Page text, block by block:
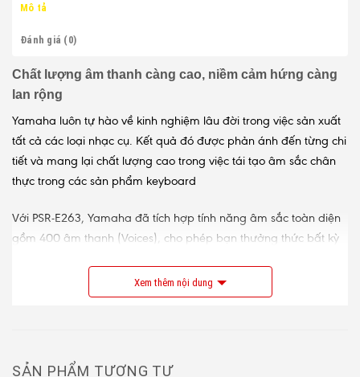
Mô tả
Đánh giá (0)
Chất lượng âm thanh càng cao, niềm cảm hứng càng
lan rộng
Yamaha luôn tự hào về kinh nghiệm lâu đời trong việc sản xuất
tất cả các loại nhạc cụ. Kết quả đó được phản ánh đến từng chi
tiết và mang lại chất lượng cao trong việc tái tạo âm sắc chân
thực trong các sản phẩm keyboard
Với PSR-E263, Yamaha đã tích hợp tính năng âm sắc toàn diện
gồm 400 âm thanh (Voices), cho phép bạn thưởng thức bất kỳ
Nhạc đệm chân thật
Xem thêm nội dung
SẢN PHẨM TƯƠNG TỰ